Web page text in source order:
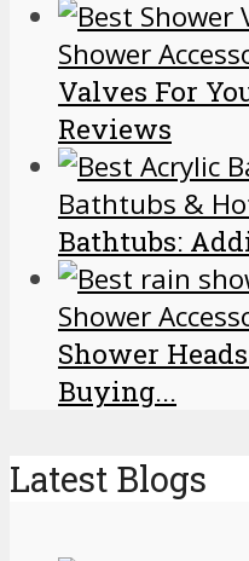
Shower
Valves For
Reviews
Bathtubs &
Bathtubs:
Shower
Shower
Buying...
Latest Blogs